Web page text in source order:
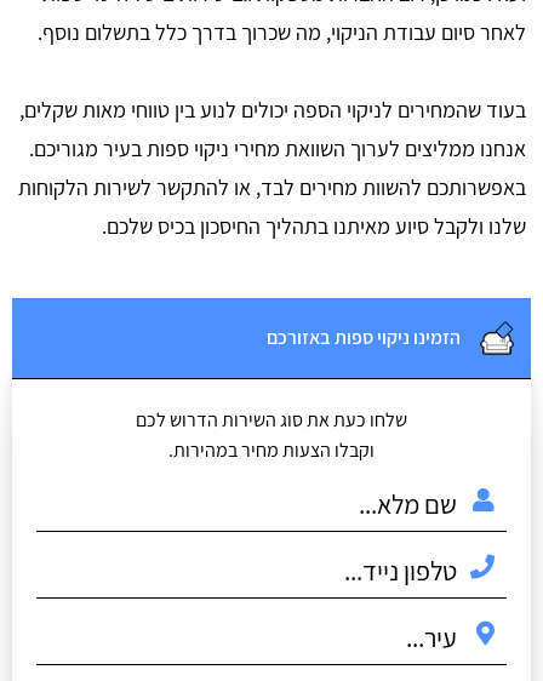
לאחר סיום עבודת הניקוי, מה שכרוך בדרך כלל בתשלום נוסף.
בעוד שהמחירים לניקוי הספה יכולים לנוע בין טווחי מאות שקלים,
אנחנו ממליצים לערוך השוואת מחירי ניקוי ספות בעיר מגוריכם.
באפשרותכם להשוות מחירים לבד, או להתקשר לשירות הלקוחות
שלנו ולקבל סיוע מאיתנו בתהליך החיסכון בכיס שלכם.
הזמינו ניקוי ספות באזורכם
שלחו כעת את סוג השירות הדרוש לכם
וקבלו הצעות מחיר במהירות.